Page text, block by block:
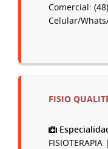
Comercial:
Celular/
FISIO